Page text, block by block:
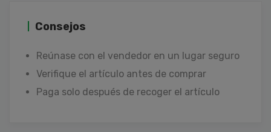
Consejos
Reúnase con el vendedor en un lugar seguro
Verifique el artículo antes de comprar
Paga solo después de recoger el artículo